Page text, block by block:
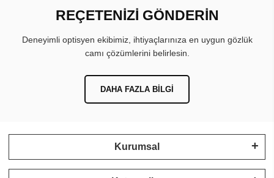
REÇETENİZİ GÖNDERİN
Deneyimli optisyen ekibimiz, ihtiyaçlarınıza en uygun gözlük
camı çözümlerini belirlesin.
DAHA FAZLA BILGI
Kurumsal